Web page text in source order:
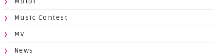
Music Contest
MV
News